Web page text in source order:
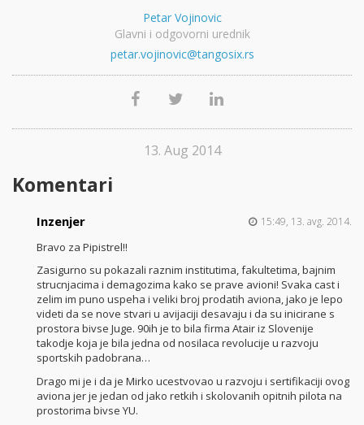
Petar Vojinovic
Glavni i odgovorni urednik
petar.vojinovic@tangosix.rs
13. Aug 2014
Komentari
Inzenjer 15:49, 13. avg. 2014.
Bravo za Pipistrel!!
Zasigurno su pokazali raznim institutima, fakultetima, bajnim
strucnjacima i demagozima kako se prave avioni! Svaka cast i
zelim im puno uspeha i veliki broj prodatih aviona, jako je lepo
videti da se nove stvari u avijaciji desavaju i da su inicirane s
prostora bivse Juge. 90ih je to bila firma Atair iz Slovenije
takodje koja je bila jedna od nosilaca revolucije u razvoju
sportskih padobrana…
Drago mi je i da je Mirko ucestvovao u razvoju i sertifikaciji ovog
aviona jer je jedan od jako retkih i skolovanih opitnih pilota na
prostorima bivse YU.